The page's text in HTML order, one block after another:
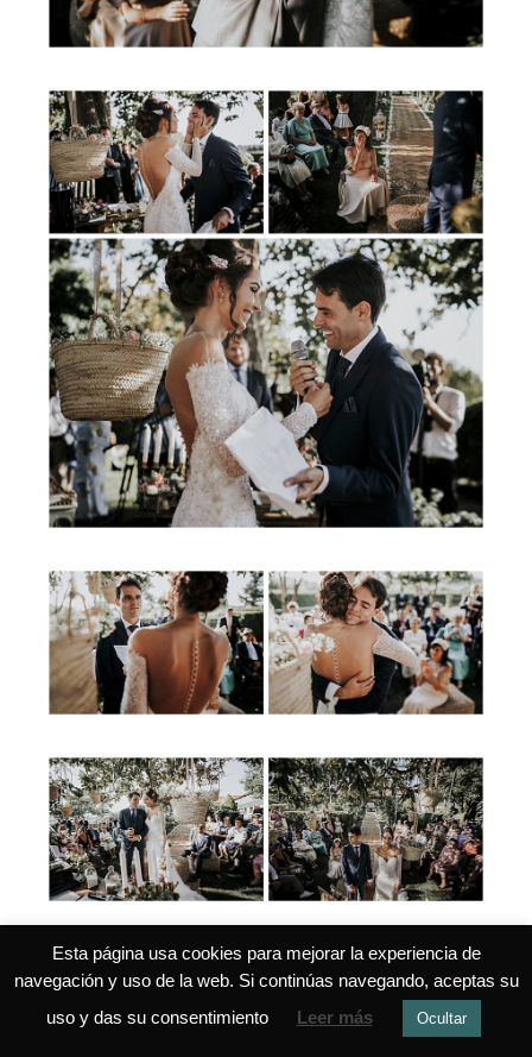
Esta página usa cookies para mejorar la experiencia de
navegación y uso de la web. Si continúas navegando, aceptas su
uso y das su consentimiento
Leer más Ocultar